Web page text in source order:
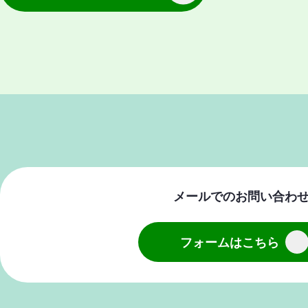
メールでのお問い合わ
フォームはこちら